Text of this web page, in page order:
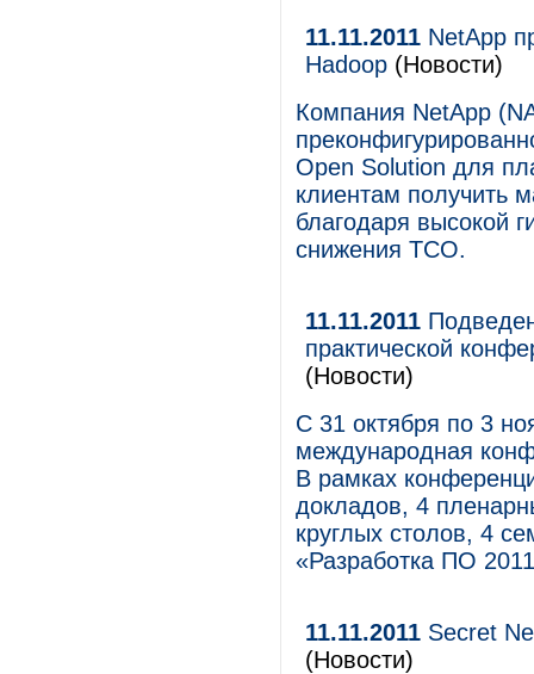
11.11.2011 NetApp
Hadoop (Новости)
Компания NetApp
Open Solution для
клиентам получить
благодаря высокой
снижения TCO.
11.11.2011
практической
(Новости)
С 31 октября по 3
международная
В рамках
докладов, 4
круглых столов, 4
«Разработка ПО
11.11.2011 Secret
(Новости)